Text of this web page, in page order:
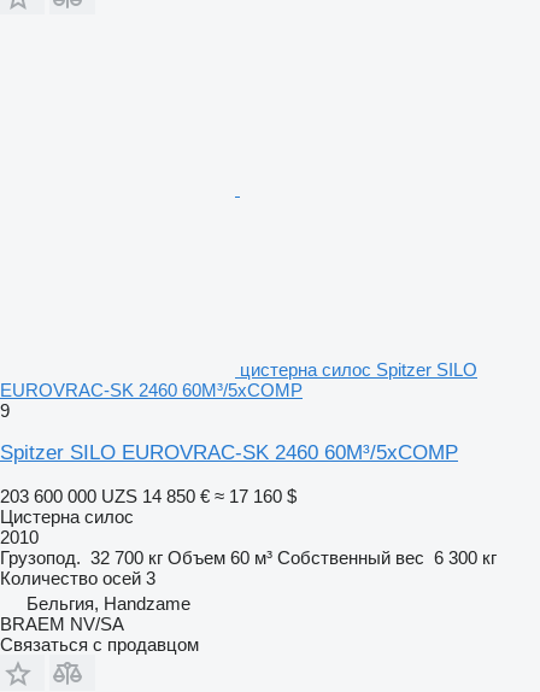
цистерна силос Spitzer SILO
EUROVRAC-SK 2460 60M³/5xCOMP
9
Spitzer SILO EUROVRAC-SK 2460 60M³/5xCOMP
203 600 000 UZS 14 850 € ≈ 17 160 $
Цистерна силос
2010
Грузопод. 32 700 кг Объем 60 м³ Собственный вес 6 300 кг
Количество осей 3
Бельгия, Handzame
BRAEM NV/SA
Связаться с продавцом